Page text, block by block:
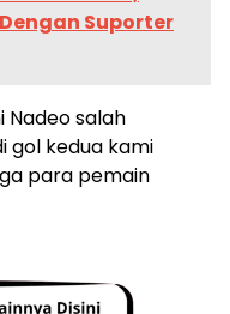
Suporter
Nadeo salah
gol kedua kami
para pemain